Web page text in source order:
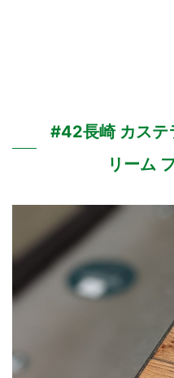
#42長崎 カステ
リーム